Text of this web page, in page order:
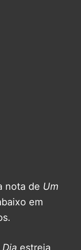
nota de Um
em